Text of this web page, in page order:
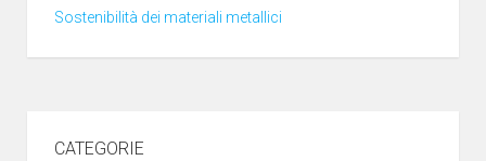
Sostenibilità dei materiali metallici
CATEGORIE